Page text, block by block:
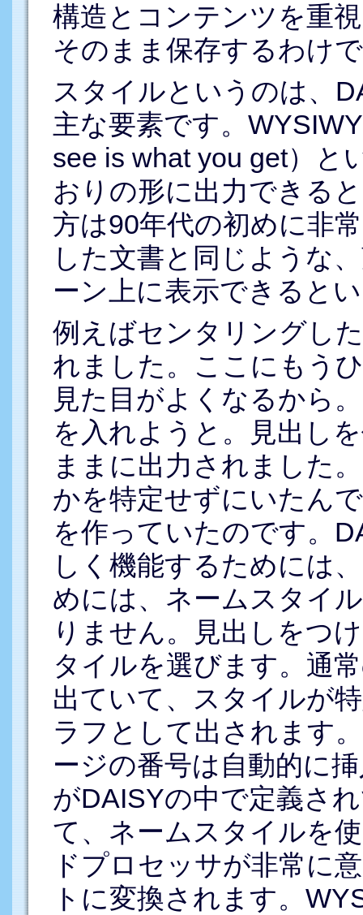
構造とコンテンツを重
そのまま保存するわけ
スタイルというのは、
主な要素です。
see is what you get）と
おりの形に出力できる
方は90年代の初めに非
した文書と同じような
ーン上に表示できると
例えばセンタリングし
れました。ここにもう
見た目がよくなるから
を入れようと。見出し
ままに出力されました
かを特定せずにいたん
を作っていたのです。
しく機能するためには
めには、ネームスタイ
りません。見出しをつ
タイルを選びます。通
出ていて、スタイルが
ラフとして出されます
ージの番号は自動的に
がDAISYの中で定義さ
て、ネームスタイルを
ドプロセッサが非常に
トに変換されます。